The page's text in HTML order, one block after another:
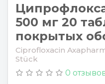
500 мг 20
покрытых
Ciprofloxacin
Stück
0